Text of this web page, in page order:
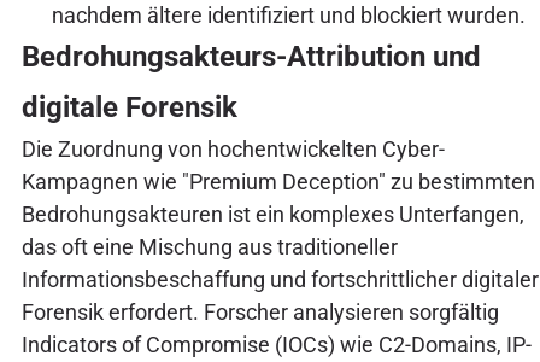
nachdem ältere identifiziert und blockiert wurden.
Bedrohungsakteurs-Attribution und
digitale Forensik
Die Zuordnung von hochentwickelten Cyber-
Kampagnen wie "Premium Deception" zu bestimmten
Bedrohungsakteuren ist ein komplexes Unterfangen,
das oft eine Mischung aus traditioneller
Informationsbeschaffung und fortschrittlicher digitaler
Forensik erfordert. Forscher analysieren sorgfältig
Indicators of Compromise (IOCs) wie C2-Domains, IP-